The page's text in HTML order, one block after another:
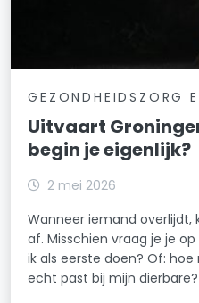
GEZONDHEIDSZORG
Uitvaart
begin je eigenlijk?
2 mei 2026
Wanneer iemand overlijdt,
af. Misschien vraag je je
ik als eerste doen? Of:
echt past bij mijn dierbare?